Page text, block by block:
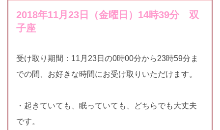
2018年11月23日（金曜日）14時39分 双
子座
受け取り期間：11月23日の0時00分から23時59分ま
での間、お好きな時間にお受け取りいただけます。
・起きていても、眠っていても、どちらでも大丈夫
です。